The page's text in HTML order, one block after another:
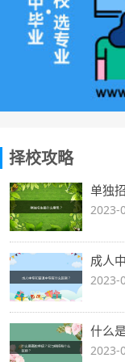
择校攻略
单独
2023-
成人
2023-
什么
2023-